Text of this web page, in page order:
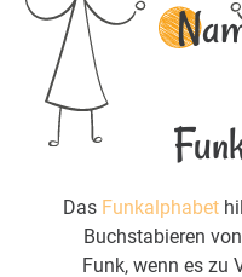
Das Funkalphabet
Buchstabieren
Funk, wenn es zu